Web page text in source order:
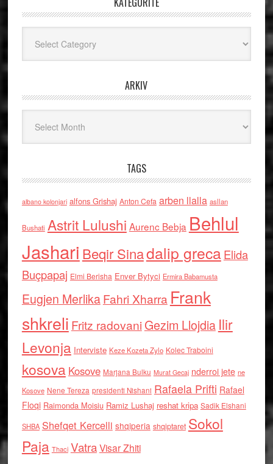
ARKIV
TAGS
albano kolonjari alfons Grishaj Anton Cefa arben llalla asllan
Bushati Astrit Lulushi Aurenc Bebja Behlul
Jashari Beqir Sinadalip grecaElida
Buçpapaj Elmi Berisha Enver Bytyci Ermira Babamusta
Eugjen MerlikaFahri Xharra Frank
shkreli Fritz radovaniGezim Llojdia Ilir
Levonja Interviste Keze Kozeta Zylo Kolec Traboini
kosova Kosove Marjana Bulku Murat Gecaj nderroi jete ne
Kosove Nene Tereza presidenti Nishani Rafaela Prifti Rafael
Floqi Raimonda Moisiu Ramiz Lushaj reshat kripa Sadik Elshani
SHBA Shefqet Kercelli shqiperia shqiptaret Sokol
Paja Thaci VatraVisar Zhiti